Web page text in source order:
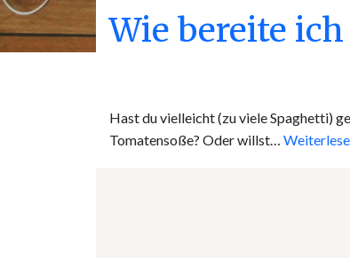
Wie bereite
Hast du vielleicht (zu viele Spaghetti)
Tomatensoße? Oder willst…